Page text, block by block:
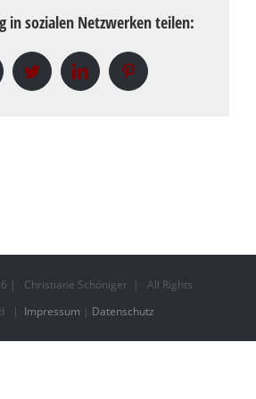
in sozialen Netzwerken teilen:
TwitterLinkedInPinterest
| Christiane Schöniger | All Rights
| Impressum | Datenschutz